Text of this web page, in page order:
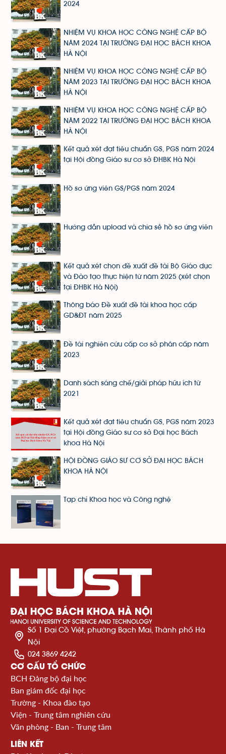
2024
NHIỆM VỤ KHOA HỌC CÔNG NGHỆ CẤP BỘ
NĂM 2024 TẠI TRƯỜNG ĐẠI HỌC BÁCH KHOA
HÀ NỘI
NHIỆM VỤ KHOA HỌC CÔNG NGHỆ CẤP BỘ
NĂM 2023 TẠI TRƯỜNG ĐẠI HỌC BÁCH KHOA
HÀ NỘI
NHIỆM VỤ KHOA HỌC CÔNG NGHỆ CẤP BỘ
NĂM 2022 TẠI TRƯỜNG ĐẠI HỌC BÁCH KHOA
HÀ NỘI
Kết quả xét đạt tiêu chuẩn GS, PGS năm 2024
tại Hội đồng Giáo sư cơ sở ĐHBK Hà Nội
Hồ sơ ứng viên GS/PGS năm 2024
Hướng dẫn upload và chia sẻ hồ sơ ứng viên
Kết quả xét chọn đề xuất đề tài Bộ Giáo dục
và Đào tạo thực hiện từ năm 2025 (xét chọn
tại ĐHBK Hà Nội)
Thông báo Đề xuất đề tài khoa học cấp
GD&ĐT năm 2025
Đề tài nghiên cứu cấp cơ sở phân cấp năm
2023
Danh sách sáng chế/giải pháp hữu ích từ
2021
Kết quả xét đạt tiêu chuẩn GS, PGS năm 2023
tại Hội đồng Giáo sư cơ sở Đại học Bách
khoa Hà Nội
HỘI ĐỒNG GIÁO SƯ CƠ SỞ ĐẠI HỌC BÁCH
KHOA HÀ NỘI
Tạp chí Khoa học và Công nghệ
Số 1 Đại Cồ Việt, phường Bạch Mai, Thành phố Hà
Nội
024 3869 4242
CƠ CẤU TỔ CHỨC
BCH Đảng bộ đại học
Ban giám đốc đại học
Trường - Khoa đào tạo
Viện - Trung tâm nghiên cứu
Văn phòng - Ban - Trung tâm
LIÊN KẾT